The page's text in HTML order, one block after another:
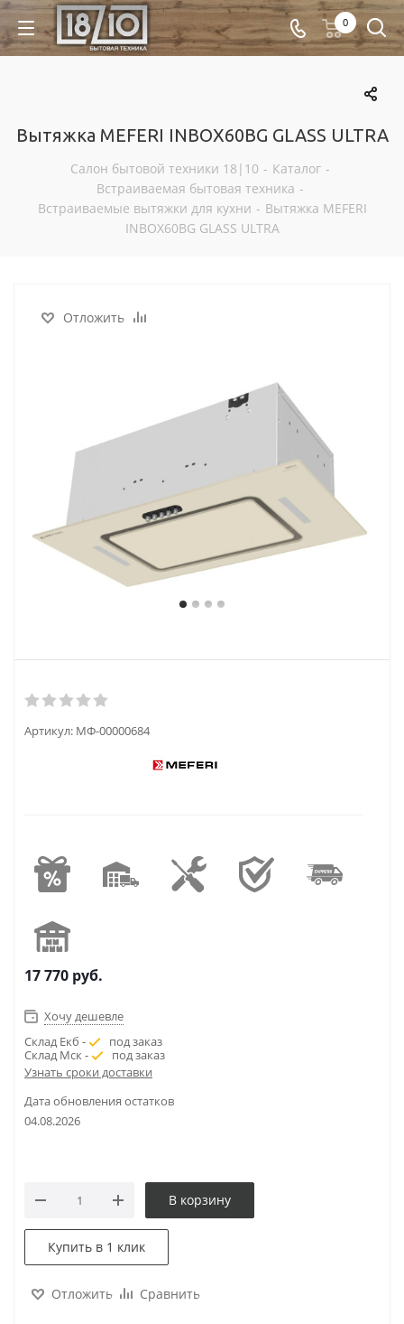
0
Вытяжка MEFERI INBOX60BG GLASS ULTRA
Салон бытовой техники 18|10 - Каталог -
Встраиваемая бытовая техника -
Встраиваемые вытяжки для кухни - Вытяжка MEFERI
INBOX60BG GLASS ULTRA
Отложить
Артикул: МФ-00000684
17 770 руб.
Хочу дешевле
Склад Екб -
под заказ
Склад Мск -
под заказ
Узнать сроки доставки
Дата обновления остатков
04.08.2026
В корзину
Купить в 1 клик
Отложить Сравнить